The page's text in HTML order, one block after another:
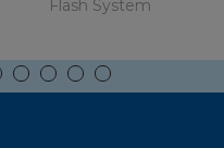
Flash System